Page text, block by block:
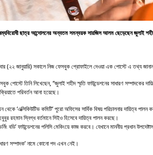
ছাত্র আন্দোলনের অন্যতম সমন্বয়ক সারজিস আলম ছেড়েছেন জুলাই শহীদ
(২২ জানুয়ারি) সকালে নিজ ফেসবুক প্রোফাইলে দেওয়া এক পোস্টে এ তথ্য
পোস্টে তিনি লিখেছেন, ‘‘জুলাই শহীদ স্মৃতি ফাউন্ডেশনের সাধারণ সম্পাদকের
পরিবর্তন আনা হয়েছে।
থেকে ‘এক্সিকিউটিভ কমিটি’ পুরো অফিসের সার্বিক বিষয় পরিচালনার দায়িত্ব
রহমান স্নিগ্ধ বর্তমানে সিইও হিসেবে দায়িত্ব পালন করছে।
বডি’ ফাউন্ডেশনের পলিসি মেকিংয়ে কাজ করবে। যেখানে মাননীয় প্রধান
সম্পাদক’ নামে কোনো পদ এখন নেই।